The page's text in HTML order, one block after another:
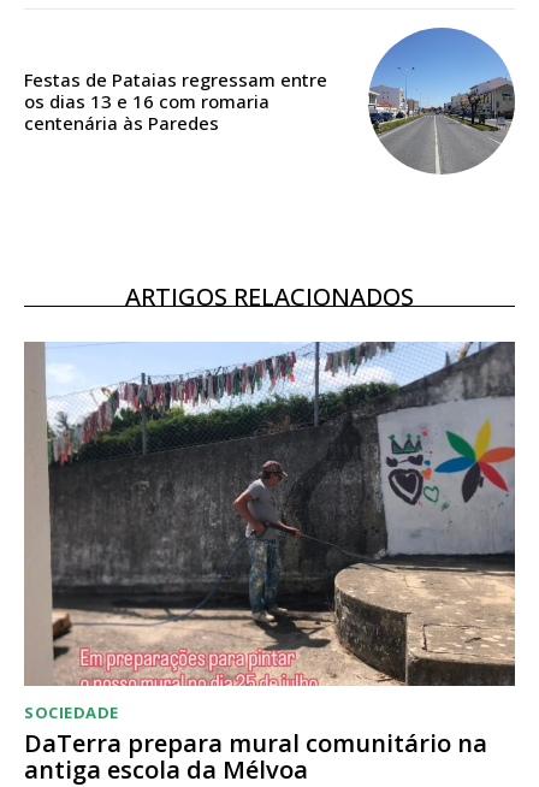
Festas de Pataias regressam entre
os dias 13 e 16 com romaria
centenária às Paredes
ARTIGOS RELACIONADOS
SOCIEDADE
DaTerra prepara mural comunitário na
antiga escola da Mélvoa